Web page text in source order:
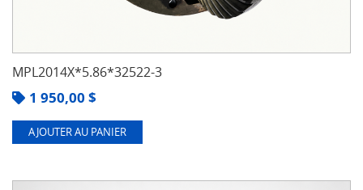
MPL2014X*5.86*32522-3
1 950,00 $
AJOUTER AU PANIER